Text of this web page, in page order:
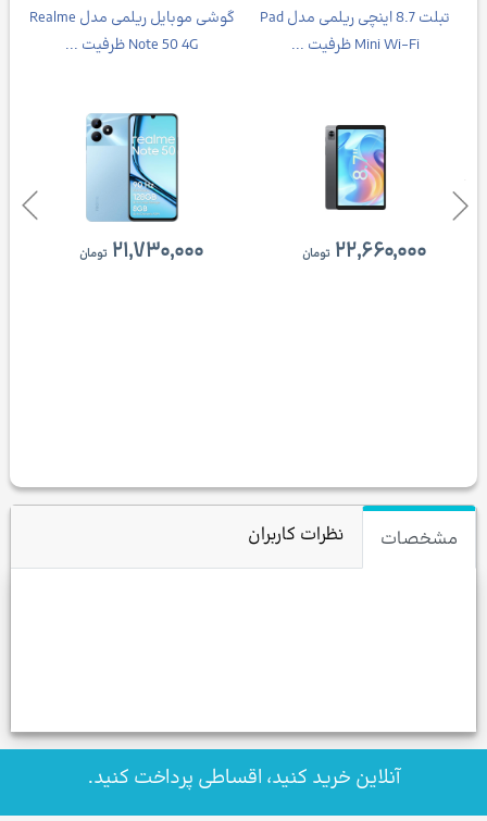
گوشی موبایل ریلمی مدل Realme
Note 50 4G ظرفیت ...
۲۱,۷۳۰,۰۰۰ تومان
تبلت 8.7 اینچی ریلمی مدل Pad
Mini Wi-Fi ظرفیت ...
۲۲,۶۶۰,۰۰۰ تومان
مشخصات نظرات کاربران
آنلاین خرید کنید، اقساطی پرداخت کنید.